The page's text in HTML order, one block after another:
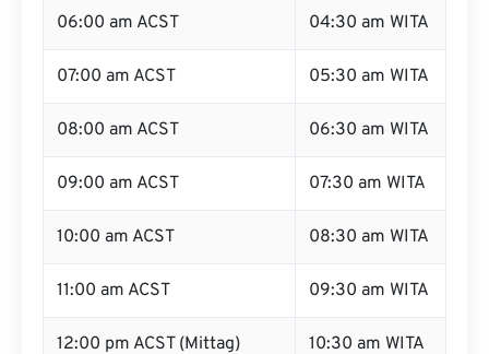
06:00 am ACST 04:30 am WITA
07:00 am ACST 05:30 am WITA
08:00 am ACST 06:30 am WITA
09:00 am ACST 07:30 am WITA
10:00 am ACST 08:30 am WITA
11:00 am ACST 09:30 am WITA
12:00 pm ACST (Mittag) 10:30 am WITA